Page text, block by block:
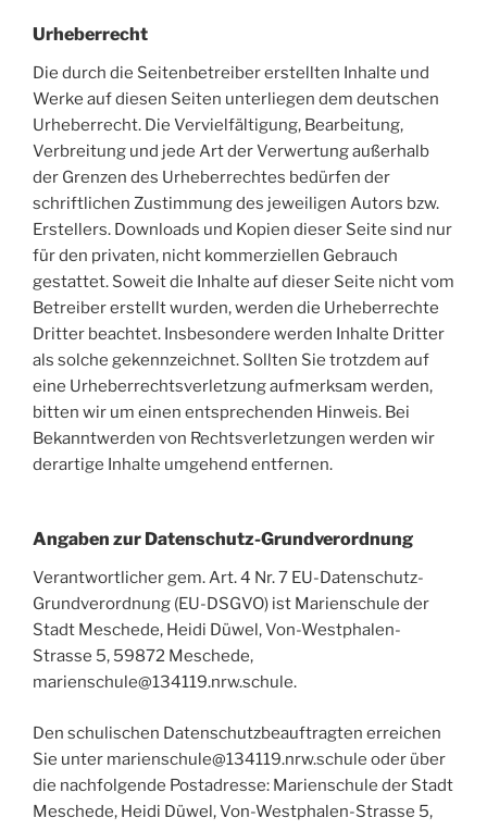
Urheberrecht
Die durch die Seitenbetreiber erstellten Inhalte und
Werke auf diesen Seiten unterliegen dem deutschen
Urheberrecht. Die Vervielfältigung, Bearbeitung,
Verbreitung und jede Art der Verwertung außerhalb
der Grenzen des Urheberrechtes bedürfen der
schriftlichen Zustimmung des jeweiligen Autors bzw.
Erstellers. Downloads und Kopien dieser Seite sind nur
für den privaten, nicht kommerziellen Gebrauch
gestattet. Soweit die Inhalte auf dieser Seite nicht vom
Betreiber erstellt wurden, werden die Urheberrechte
Dritter beachtet. Insbesondere werden Inhalte Dritter
als solche gekennzeichnet. Sollten Sie trotzdem auf
eine Urheberrechtsverletzung aufmerksam werden,
bitten wir um einen entsprechenden Hinweis. Bei
Bekanntwerden von Rechtsverletzungen werden wir
derartige Inhalte umgehend entfernen.
Angaben zur Datenschutz-Grundverordnung
Verantwortlicher gem. Art. 4 Nr. 7 EU-Datenschutz-
Grundverordnung (EU-DSGVO) ist Marienschule der
Stadt Meschede, Heidi Düwel, Von-Westphalen-
Strasse 5, 59872 Meschede,
marienschule@134119.nrw.schule.
Den schulischen Datenschutzbeauftragten erreichen
Sie unter marienschule@134119.nrw.schule oder über
die nachfolgende Postadresse: Marienschule der Stadt
Meschede, Heidi Düwel, Von-Westphalen-Strasse 5,